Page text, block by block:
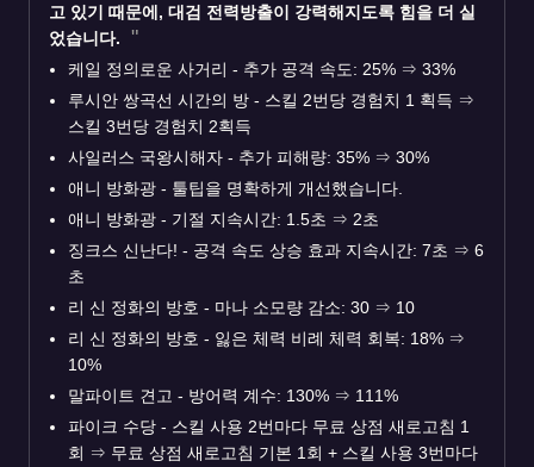
고 있기 때문에, 대검 전력방출이 강력해지도록 힘을 더 실
었습니다.
케일 정의로운 사거리 - 추가 공격 속도: 25% ⇒ 33%
루시안 쌍곡선 시간의 방 - 스킬 2번당 경험치 1 획득 ⇒
스킬 3번당 경험치 2획득
사일러스 국왕시해자 - 추가 피해량: 35% ⇒ 30%
애니 방화광 - 툴팁을 명확하게 개선했습니다.
애니 방화광 - 기절 지속시간: 1.5초 ⇒ 2초
징크스 신난다! - 공격 속도 상승 효과 지속시간: 7초 ⇒ 6
초
리 신 정화의 방호 - 마나 소모량 감소: 30 ⇒ 10
리 신 정화의 방호 - 잃은 체력 비례 체력 회복: 18% ⇒
10%
말파이트 견고 - 방어력 계수: 130% ⇒ 111%
파이크 수당 - 스킬 사용 2번마다 무료 상점 새로고침 1
회 ⇒ 무료 상점 새로고침 기본 1회 + 스킬 사용 3번마다